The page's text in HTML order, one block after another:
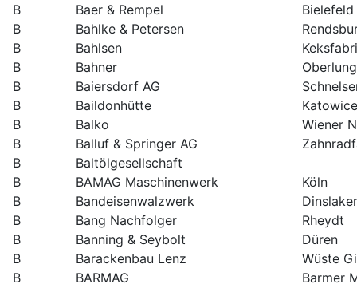
B
Baer & Rempel
Bielefeld
B
Bahlke & Petersen
B
Bahlsen
B
Bahner
B
Baiersdorf AG
B
Baildonhütte
Katowice
B
Balko
Wiener
B
Balluf & Springer AG
B
Baltölgesellschaft
B
BAMAG Maschinenwerk
Köln
B
Bandeisenwalzwerk
B
Bang Nachfolger
Rheydt
B
Banning & Seybolt
Düren
B
Barackenbau Lenz
Wüste
B
BARMAG
Barmer